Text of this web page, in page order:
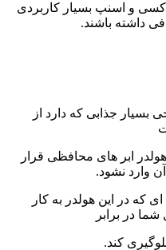
و اسنپ بسیار کاربردی
داشته باشند.
بسیار جذابی که دارد از
ابر های محافظی قرار
وارد نشود.
که در این هولدر به کار
در برابر
کند.